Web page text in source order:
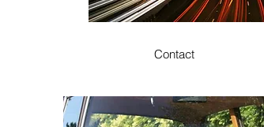
Contact